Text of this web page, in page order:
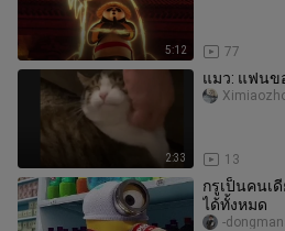
5:12 77
2:33
แมว: แฟนข
13
กรูเป็นคนเ
ได้ทั้งหมด
-